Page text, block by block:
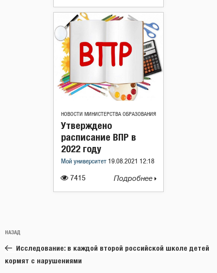
НОВОСТИ МИНИСТЕРСТВА ОБРАЗОВАНИЯ
7415
Утверждено
расписание ВПР в
2022 году
Мой университет 19.08.2021 12:18
Подробнее
по
записям
Предыдущая
запись:
НАЗАД
Исследование: в каждой второй российской школе детей
кормят с нарушениями